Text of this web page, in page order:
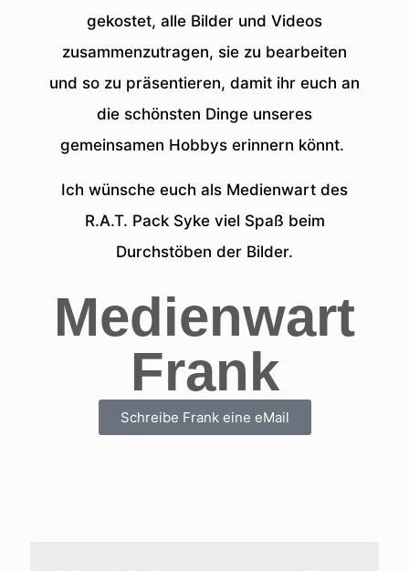
gekostet, alle Bilder und Videos
zusammenzutragen, sie zu bearbeiten
und so zu präsentieren, damit ihr euch an
die schönsten Dinge unseres
gemeinsamen Hobbys erinnern könnt.
Ich wünsche euch als Medienwart des
R.A.T. Pack Syke viel Spaß beim
Durchstöben der Bilder.
Medienwart
Frank
Schreibe Frank eine eMail